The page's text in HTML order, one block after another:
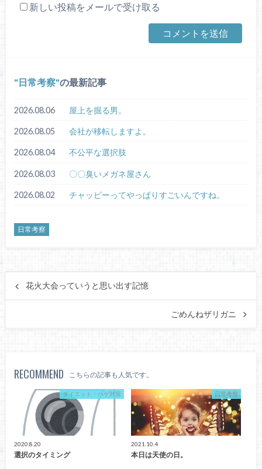
新しい投稿をメールで受け取る
日常考察 の最新記事
2026.08.06 屋上を掘る男。
2026.08.05 会社が移転しますよ。
2026.08.04 不公平な選択肢
2026.08.03 〇〇臭いメガネ屋さん
2026.08.02 チャッピーってやっぱりすごいんですね。
日常考察
花火大会っていうと思い出す記憶
ごめんねザリガニ
RECOMMEND こちらの記事も人気です。
ダイエット・ハゲ対策
2020.8.20
選択のタイミング
日常考察
2021.10.4
本日は天使の日。